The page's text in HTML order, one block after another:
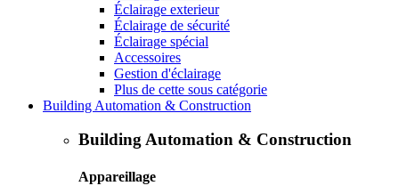
Éclairage exterieur
Éclairage de sécurité
Éclairage spécial
Accessoires
Gestion d'éclairage
Plus de cette sous catégorie
Building Automation & Construction
Building Automation & Construction
Appareillage